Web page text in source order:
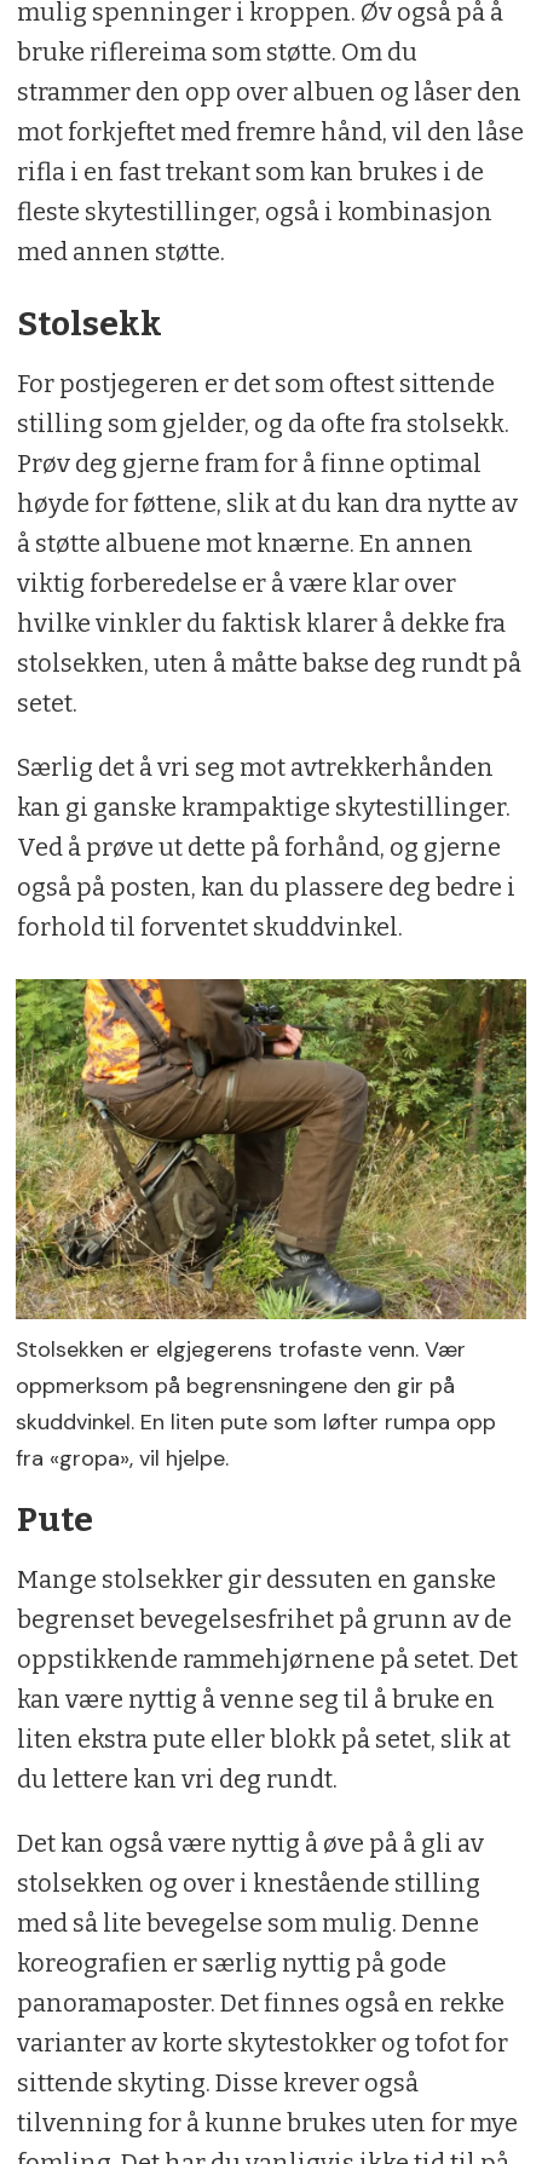
mulig spenninger i kroppen. Øv også på å
bruke riflereima som støtte. Om du
strammer den opp over albuen og låser den
mot forkjeftet med fremre hånd, vil den låse
rifla i en fast trekant som kan brukes i de
fleste skytestillinger, også i kombinasjon
med annen støtte.
Stolsekk
For postjegeren er det som oftest sittende
stilling som gjelder, og da ofte fra stolsekk.
Prøv deg gjerne fram for å finne optimal
høyde for føttene, slik at du kan dra nytte av
å støtte albuene mot knærne. En annen
viktig forberedelse er å være klar over
hvilke vinkler du faktisk klarer å dekke fra
stolsekken, uten å måtte bakse deg rundt på
setet.
Særlig det å vri seg mot avtrekkerhånden
kan gi ganske krampaktige skytestillinger.
Ved å prøve ut dette på forhånd, og gjerne
også på posten, kan du plassere deg bedre i
forhold til forventet skuddvinkel.
Stolsekken er elgjegerens trofaste venn. Vær
oppmerksom på begrensningene den gir på
skuddvinkel. En liten pute som løfter rumpa opp
fra «gropa», vil hjelpe.
Pute
Mange stolsekker gir dessuten en ganske
begrenset bevegelsesfrihet på grunn av de
oppstikkende rammehjørnene på setet. Det
kan være nyttig å venne seg til å bruke en
liten ekstra pute eller blokk på setet, slik at
du lettere kan vri deg rundt.
Det kan også være nyttig å øve på å gli av
stolsekken og over i knestående stilling
med så lite bevegelse som mulig. Denne
koreografien er særlig nyttig på gode
panoramaposter. Det finnes også en rekke
varianter av korte skytestokker og tofot for
sittende skyting. Disse krever også
tilvenning for å kunne brukes uten for mye